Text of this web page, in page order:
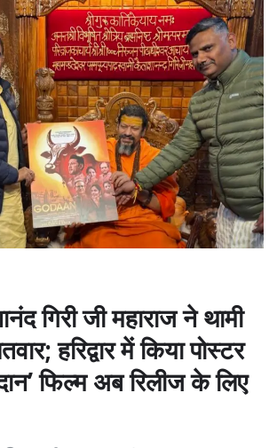
गिरी जी महाराज ने थामी
हरिद्वार में किया पोस्टर
फिल्म अब रिलीज के लिए